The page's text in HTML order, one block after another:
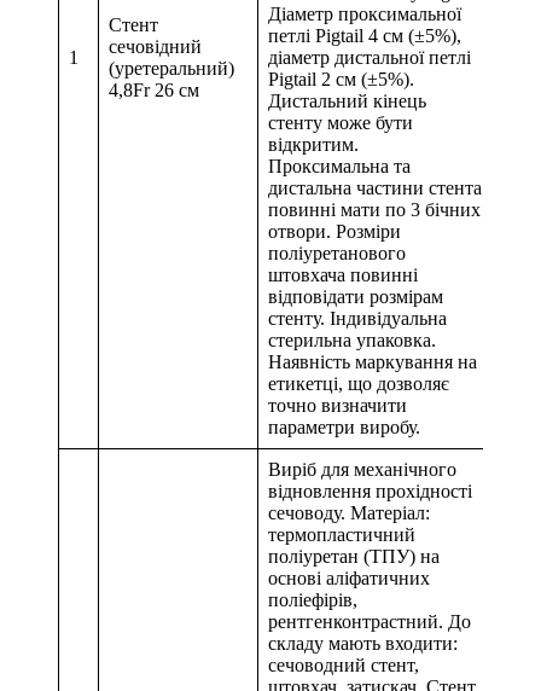
1
Стент
сечовідний
(уретеральний)
4,8Fr 26 см
Діаметр проксимальної
петлі Pigtail 4 см (±5%),
діаметр дистальної петлі
Pigtail 2 см (±5%).
Дистальний кінець
стенту може бути
відкритим.
Проксимальна та
дистальна частини стента
повинні мати по 3 бічних
отвори. Розміри
поліуретанового
штовхача повинні
відповідати розмірам
стенту. Індивідуальна
стерильна упаковка.
Наявність маркування на
етикетці, що дозволяє
точно визначити
параметри виробу.
Виріб для механічного
відновлення прохідності
сечоводу. Матеріал:
термопластичний
поліуретан (ТПУ) на
основі аліфатичних
поліефірів,
рентгенконтрастний. До
складу мають входити:
сечоводний стент,